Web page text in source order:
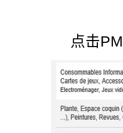
点击